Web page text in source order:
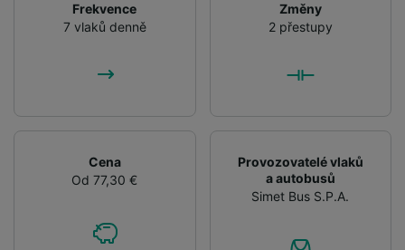
Frekvence
7 vlaků denně
Změny
2 přestupy
Cena
Od 77,30 €
Provozovatelé vlaků
a autobusů
Simet Bus S.P.A.